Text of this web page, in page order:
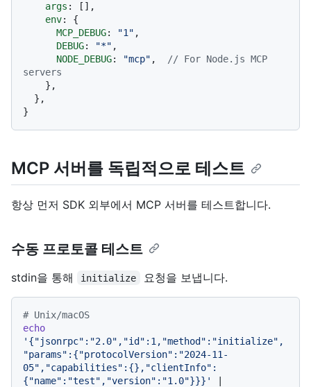
args : [],
env: {
MCP_DEBUG: "1" ,
DEBUG: "*" ,
NODE_DEBUG: "mcp" , // For Node.js MCP
servers
MCP 서버를 독립적으로 테스트
항상 먼저 SDK 외부에서 MCP 서버를 테스트합니다.
수동 프로토콜 테스트
stdin을 통해 initialize 요청을 보냅니다.
# Unix/macOS
echo
'{"jsonrpc":"2.0","id":1,"method":"initialize",
"params":{"protocolVersion":"2024-11-
05","capabilities":{},"clientInfo":
{"name":"test","version":"1.0"}}}'
|